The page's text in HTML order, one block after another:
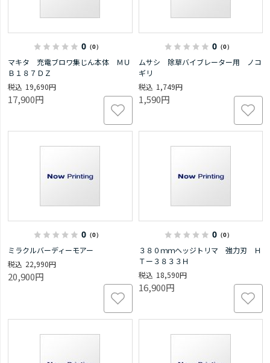
0 （0）
マキタ 充電ブロワ集じん本体 ＭＵ
Ｂ１８７ＤＺ
19,690円
17,900円
0（0）
ムサシ 除草バイブレーター用 ノコ
ギリ
1,749円
1,590円
0 （0）
ミラクルバーディーモアー
22,990円
20,900円
0（0）
３８０ｍｍヘッジトリマ 強力刃 Ｈ
Ｔー３８３３Ｈ
18,590円
16,900円